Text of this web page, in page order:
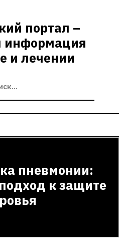
портал –
информация
и лечении
пневмонии:
к защите